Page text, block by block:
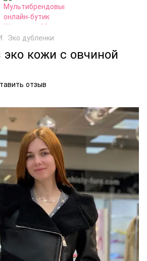
Эко дубленки
кожи с овчиной
отзыв